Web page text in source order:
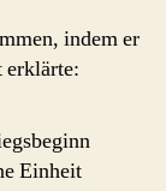
indem er
erklärte:
Einheit